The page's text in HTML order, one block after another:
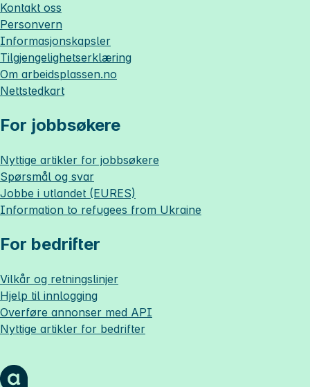
Kontakt oss
Personvern
Informasjonskapsler
Tilgjengelighetserklæring
Om arbeidsplassen.no
Nettstedkart
For jobbsøkere
Nyttige artikler for jobbsøkere
Spørsmål og svar
Jobbe i utlandet (EURES)
Information to refugees from Ukraine
For bedrifter
Vilkår og retningslinjer
Hjelp til innlogging
Overføre annonser med API
Nyttige artikler for bedrifter